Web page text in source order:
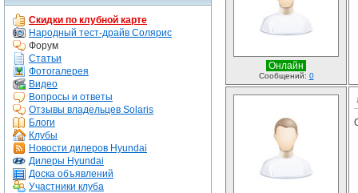
Скидки по клубной карте
Народный тест-драйв Солярис
Форум
Статьи
Фотогалерея
Видео
Вопросы и ответы
Отзывы владельцев Solaris
Блоги
Клубы
Новости дилеров Hyundai
Дилеры Hyundai
Доска объявлений
Участники клуба
Онлайн
Сообщений: 0